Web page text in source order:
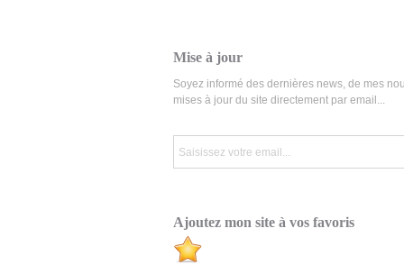
Mise à jour
Soyez informé des dernières news, de mes
mises à jour du site directement par email...
Ajoutez mon site à vos favoris